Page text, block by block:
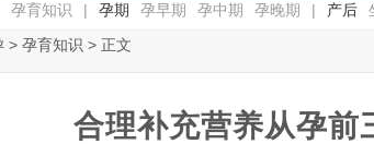
孕育知识 | 孕期 孕早期 孕中期 孕晚期 | 产后
> 孕育知识 > 正文
合理补充营养从孕前